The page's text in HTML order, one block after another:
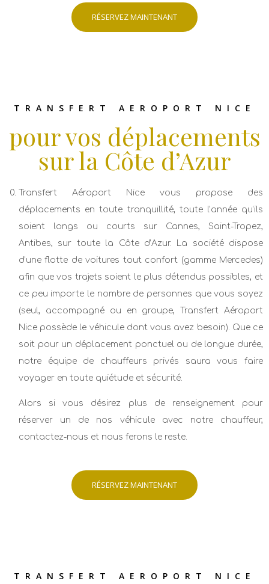
RÉSERVEZ MAINTENANT
TRANSFERT AEROPORT NICE
pour vos déplacements
sur la Côte d’Azur
Transfert Aéroport Nice vous propose des
déplacements en toute tranquillité, toute l’année qu’ils
soient longs ou courts sur Cannes, Saint-Tropez,
Antibes, sur toute la Côte d’Azur. La société dispose
d’une flotte de voitures tout confort (gamme Mercedes)
afin que vos trajets soient le plus détendus possibles, et
ce peu importe le nombre de personnes que vous soyez
(seul, accompagné ou en groupe, Transfert Aéroport
Nice possède le véhicule dont vous avez besoin). Que ce
soit pour un déplacement ponctuel ou de longue durée,
notre équipe de chauffeurs privés saura vous faire
voyager en toute quiétude et sécurité.
Alors si vous désirez plus de renseignement pour
réserver un de nos véhicule avec notre chauffeur,
contactez-nous et nous ferons le reste.
RÉSERVEZ MAINTENANT
TRANSFERT AEROPORT NICE